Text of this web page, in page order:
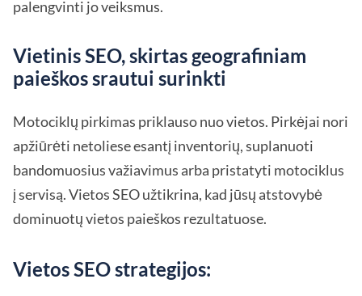
palengvinti jo veiksmus.
Vietinis SEO, skirtas geografiniam
paieškos srautui surinkti
Motociklų pirkimas priklauso nuo vietos. Pirkėjai nori
apžiūrėti netoliese esantį inventorių, suplanuoti
bandomuosius važiavimus arba pristatyti motociklus
į servisą. Vietos SEO užtikrina, kad jūsų atstovybė
dominuotų vietos paieškos rezultatuose.
Vietos SEO strategijos: